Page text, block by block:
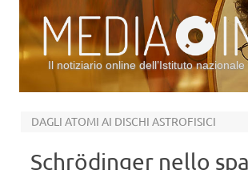
Il notiziario online dell’Istituto
DAGLI ATOMI AI DISCHI ASTROFISICI
Schrödinger nello